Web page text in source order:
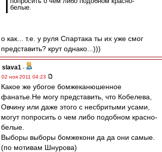
белые.
о как... т.е. у руля Спартака ты их уже смог
представить? крут однако...)))
slava1 -
02 ноя 2011 04:23
Какое же убогое бомжеканюшенное
фанатье.Не могу представить, что Кобелева,
Овчину или даже этого с несбритыми усами,
могут попросить о чем либо подобном красно-
белые.
Выборы выборы бомжекони да да они самые.
(по мотивам Шнурова)